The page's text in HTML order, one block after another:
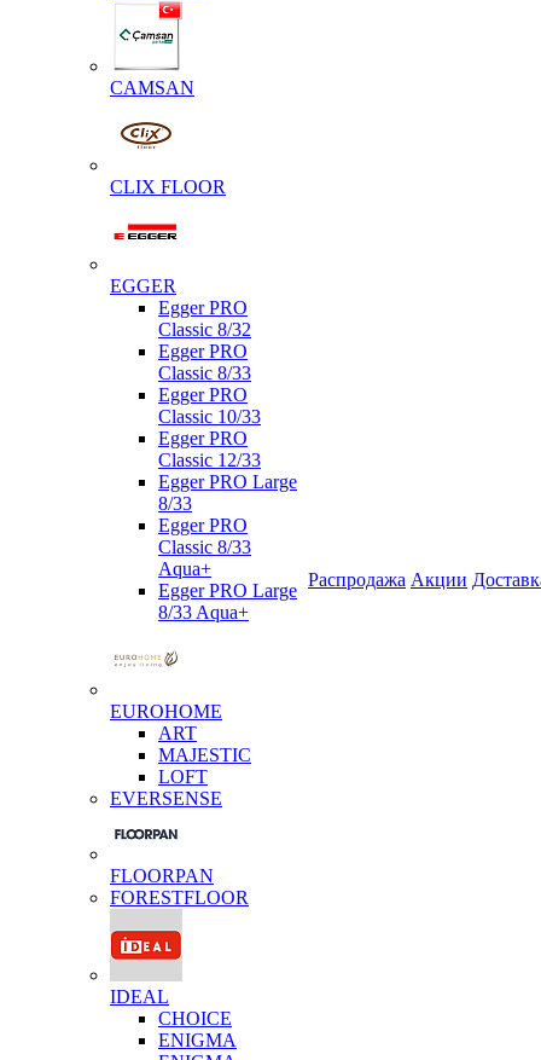
CAMSAN
CLIX FLOOR
EGGER
Egger PRO
Classic 8/32
Egger PRO
Classic 8/33
Egger PRO
Classic 10/33
Egger PRO
Classic 12/33
Egger PRO Large
8/33
Egger PRO
Classic 8/33
Aqua+
Egger PRO Large
8/33 Aqua+
EUROHOME
ART
MAJESTIC
LOFT
EVERSENSE
FLOORPAN
FORESTFLOOR
IDEAL
CHOICE
ENIGMA
Распродажа Акции